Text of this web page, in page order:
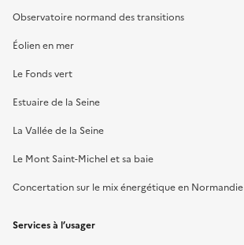
Observatoire normand des transitions
Éolien en mer
Le Fonds vert
Estuaire de la Seine
La Vallée de la Seine
Le Mont Saint-Michel et sa baie
Concertation sur le mix énergétique en Normandie
Services à l’usager